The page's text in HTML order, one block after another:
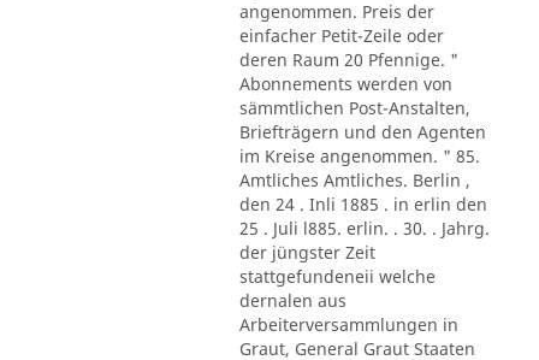
angenommen. Preis der
einfacher Petit-Zeile oder
deren Raum 20 Pfennige. "
Abonnements werden von
sämmtlichen Post-Anstalten,
Briefträgern und den Agenten
im Kreise angenommen. " 85.
Amtliches Amtliches. Berlin ,
den 24 . Inli 1885 . in erlin den
25 . Juli l885. erlin. . 30. . Jahrg.
der jüngster Zeit
stattgefundeneii welche
dernalen aus
Arbeiterversammlungen in
Graut, General Graut Staaten